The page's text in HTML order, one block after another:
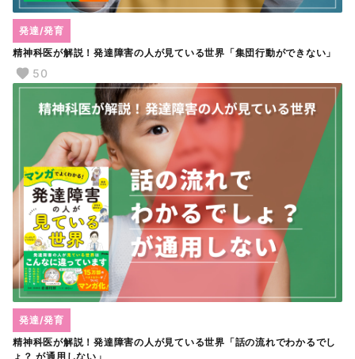
精神科医が解説！発達障害の人が見ている世界「集団行動ができない」
発達/発育
50
精神科医が解説！発達障害の人が見ている世界「話の流れでわかるでし
ょ？ が通用しない」
発達/発育